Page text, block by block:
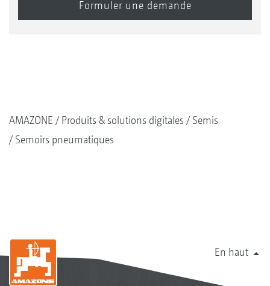
AMAZONE Produits & solutions digitales
Semis
Semoirs pneumatiques
En haut